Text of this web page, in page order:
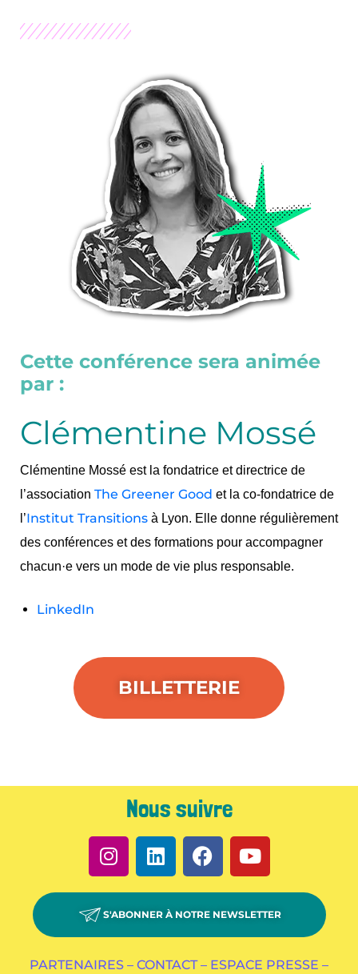
Cette conférence sera animée
par :
Clémentine Mossé
Clémentine Mossé est la fondatrice et directrice de
l’association The Greener Good et la co-fondatrice de
l’Institut Transitions à Lyon. Elle donne régulièrement
des conférences et des formations pour accompagner
chacun·e vers un mode de vie plus responsable.
LinkedIn
BILLETTERIE
Nous suivre
S'ABONNER À NOTRE NEWSLETTER
PARTENAIRES – CONTACT – ESPACE PRESSE –